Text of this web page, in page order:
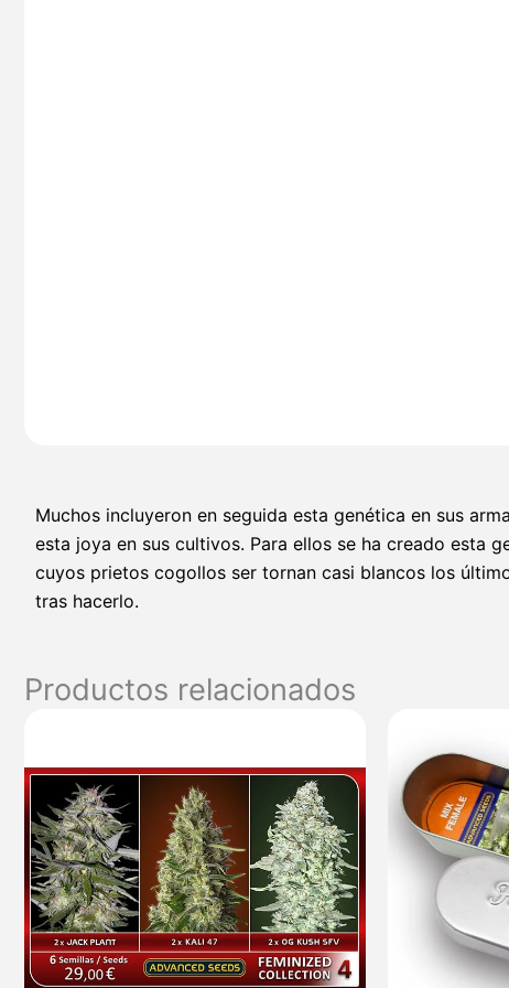
Muchos incluyeron en seguida esta genética en sus
esta joya en sus cultivos. Para ellos se ha creado esta
cuyos prietos cogollos ser tornan casi blancos los
tras hacerlo.
Productos relacionados